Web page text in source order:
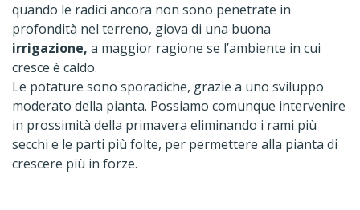
quando le radici ancora non sono penetrate in
profondità nel terreno, giova di una buona
irrigazione, a maggior ragione se l’ambiente in cui
cresce è caldo.
Le potature sono sporadiche, grazie a uno sviluppo
moderato della pianta. Possiamo comunque intervenire
in prossimità della primavera eliminando i rami più
secchi e le parti più folte, per permettere alla pianta di
crescere più in forze.